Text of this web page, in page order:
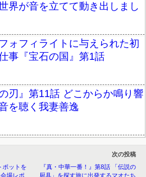
界が音を立てて動き出しまし
ォフィライトに与えられた初
事『宝石の国』第1話
の刃』第11話 どこからか鳴り響
を聴く我妻善逸
ポットを
次の投稿
『真・中華一番！』第8話 「伝説の